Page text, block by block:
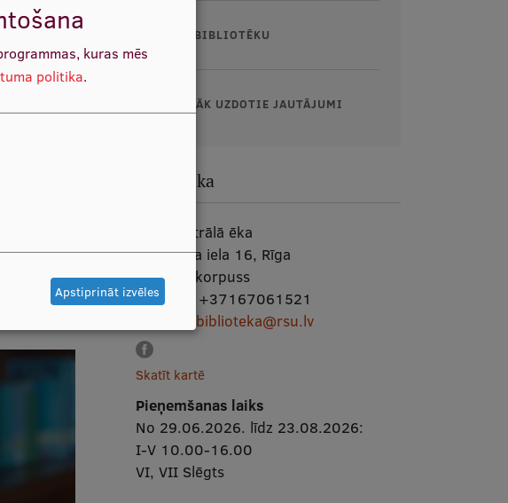
PAR BIBLIOTĒKU
BIEŽĀK UZDOTIE JAUTĀJUMI
Bibliotēka
RSU centrālā ēka
Dzirciema iela 16, Rīga
Telpa:
G korpuss
Tālrunis:
+37167061521
biblioteka@rsu.lv
Skatīt kartē
Pieņemšanas laiks
No 29.06.2026. līdz 23.08.2026:
I-V 10.00-16.00
VI, VII Slēgts
kuras mēs
politika.
Apstiprināt izvēles